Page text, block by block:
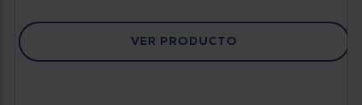
VER PRODUCTO